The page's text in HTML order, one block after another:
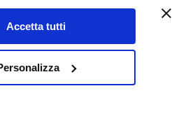
Accetta tutti